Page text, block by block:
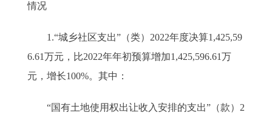
情况
1.“城乡社区支出”（类）2022年度决算1,425,59
6.61万元，比2022年年初预算增加1,425,596.61万
元，增长100%。其中：
“国有土地使用权出让收入安排的支出”（款）2